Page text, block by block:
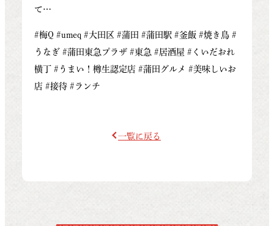
て…
#梅Q #umeq #大田区 #蒲田 #蒲田駅 #釜飯 #焼き鳥 #
うなぎ #蒲田東急プラザ #東急 #居酒屋 #くいだおれ
横丁 #うまい！樽生認定店 #蒲田グルメ #美味しいお
店 #接待 #ランチ
一覧に戻る